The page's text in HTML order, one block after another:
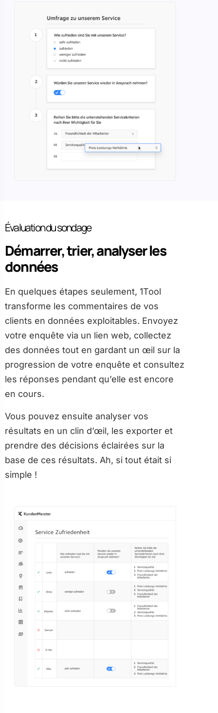
Évaluation du sondage
Démarrer, trier, analyser les
données
En quelques étapes seulement, 1Tool
transforme les commentaires de vos
clients en données exploitables. Envoyez
votre enquête via un lien web, collectez
des données tout en gardant un œil sur la
progression de votre enquête et consultez
les réponses pendant qu’elle est encore
en cours.
Vous pouvez ensuite analyser vos
résultats en un clin d’œil, les exporter et
prendre des décisions éclairées sur la
base de ces résultats. Ah, si tout était si
simple !